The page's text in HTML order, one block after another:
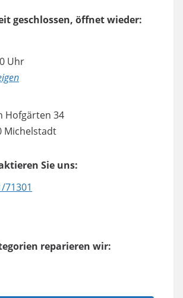
geschlossen, öffnet wieder:
Uhr
Hofgärten 34
Michelstadt
Sie uns:
71301
reparieren wir: